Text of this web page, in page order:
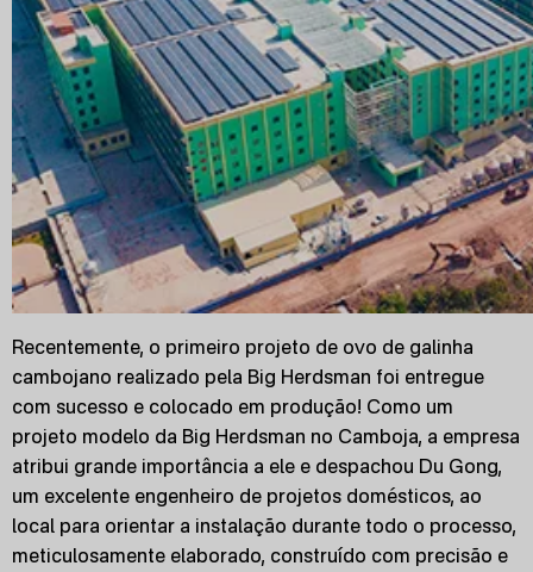
Recentemente, o primeiro projeto de ovo de galinha
cambojano realizado pela Big Herdsman foi entregue
com sucesso e colocado em produção! Como um
projeto modelo da Big Herdsman no Camboja, a empresa
atribui grande importância a ele e despachou Du Gong,
um excelente engenheiro de projetos domésticos, ao
local para orientar a instalação durante todo o processo,
meticulosamente elaborado, construído com precisão e